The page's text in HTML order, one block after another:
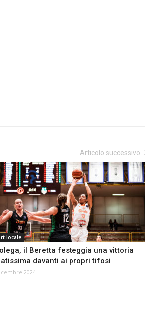
Articolo successivo
locale
il Beretta festeggia una vittoria
davanti ai propri tifosi
2024